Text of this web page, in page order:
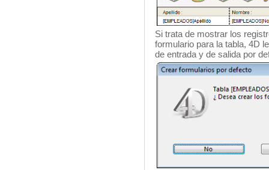
Si trata de mostrar los
formulario para la tabla, 4D
de entrada y de salida por